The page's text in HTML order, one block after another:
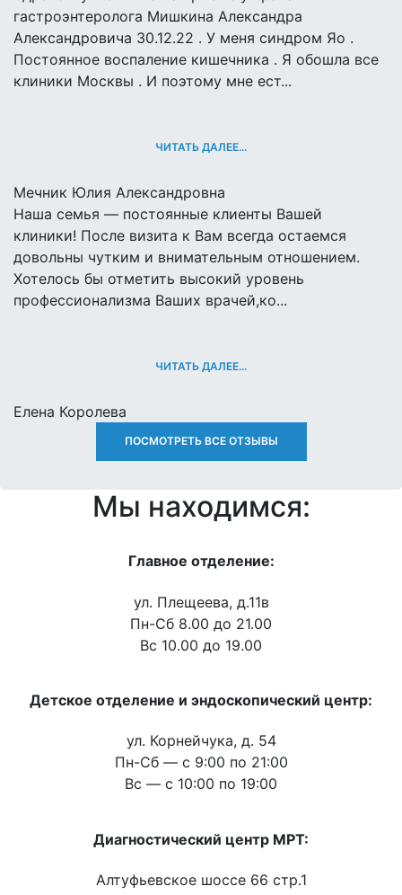
гастроэнтеролога Мишкина Александра
Александровича 30.12.22 . У меня синдром Яо .
Постоянное воспаление кишечника . Я обошла все
клиники Москвы . И поэтому мне ест...
ЧИТАТЬ ДАЛЕЕ...
Мечник Юлия Александровна
Наша семья — постоянные клиенты Вашей
клиники! После визита к Вам всегда остаемся
довольны чутким и внимательным отношением.
Хотелось бы отметить высокий уровень
профессионализма Ваших врачей,ко...
ЧИТАТЬ ДАЛЕЕ...
Елена Королева
ПОСМОТРЕТЬ ВСЕ ОТЗЫВЫ
Мы находимся:
Главное отделение:
ул. Плещеева, д.11в
Пн-Сб 8.00 до 21.00
Вс 10.00 до 19.00
Детское отделение и эндоскопический центр:
ул. Корнейчука, д. 54
Пн-Сб — c 9:00 по 21:00
Вс — с 10:00 по 19:00
Диагностический центр МРТ:
Алтуфьевское шоссе 66 стр.1